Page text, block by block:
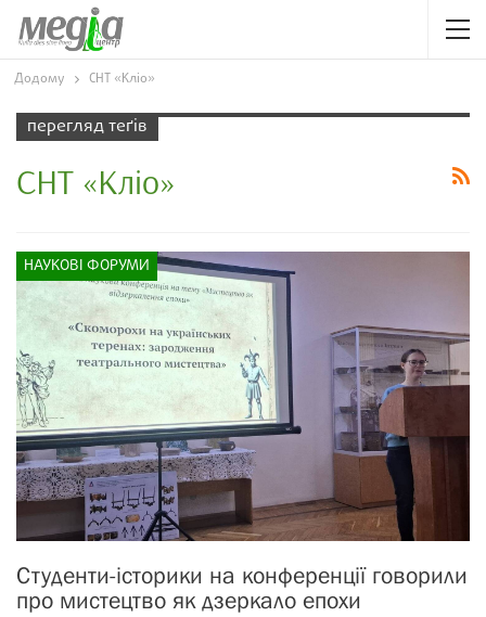
Додому СНТ «Кліо»
перегляд теґів
СНТ «Кліо»
НАУКОВІ ФОРУМИ
Студенти-історики на конференції говорили
про мистецтво як дзеркало епохи